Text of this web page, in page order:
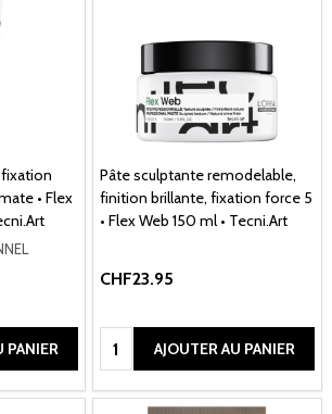
• Flex
PANIER
Pâte sculptante remodelable,
finition brillante, fixation force 5
• Flex Web 150 ml • Tecni.Art
CHF23.95
Quantité:AJOUTER AU PANIER